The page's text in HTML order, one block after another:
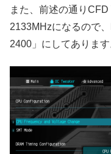
また、前述の通り
2133MHzになるので
2400」にしてあります